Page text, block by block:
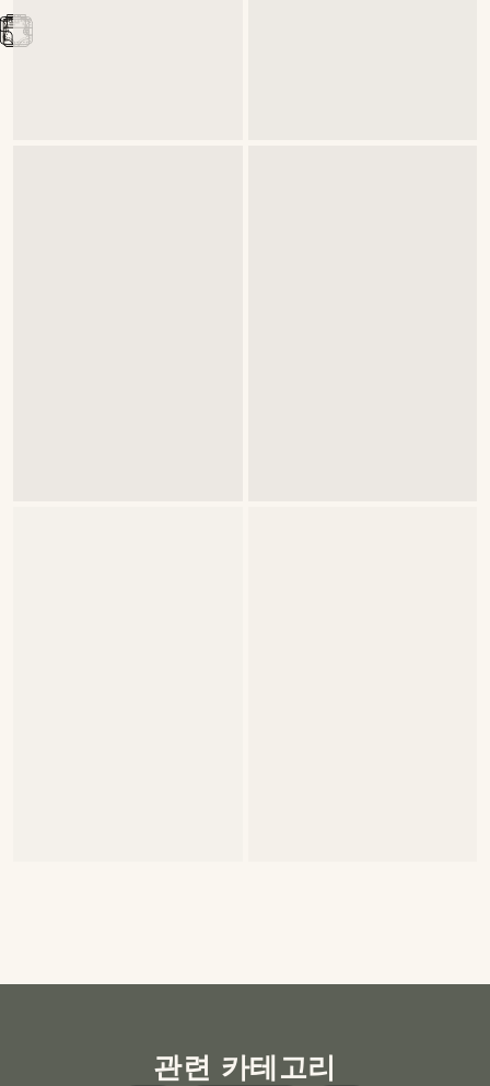
관련 카테고리